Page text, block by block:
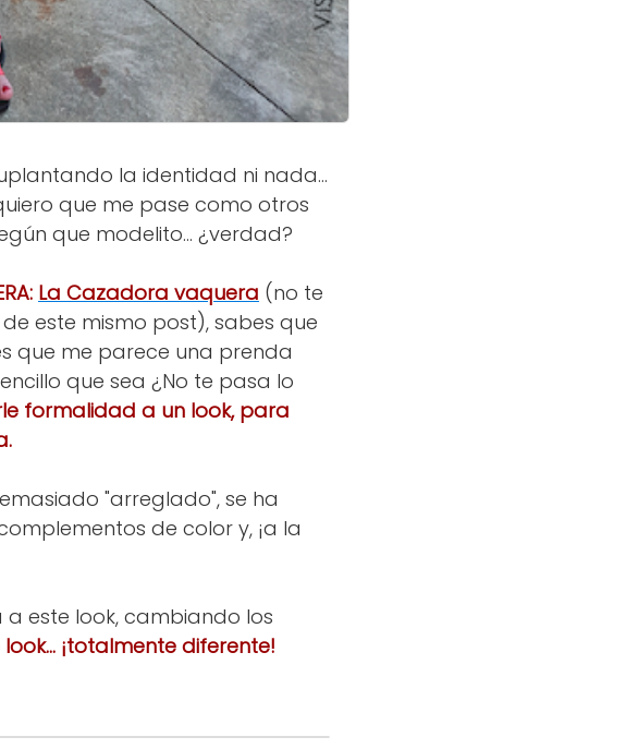
la identidad ni nada...
que me pase como otros
que modelito... ¿verdad?
La Cazadora vaquera (no te
este mismo post), sabes que
que me parece una prenda
que sea ¿No te pasa lo
formalidad a un look, para
"arreglado", se ha
de color y, ¡a la
a este look, cambiando los
look... ¡totalmente diferente!